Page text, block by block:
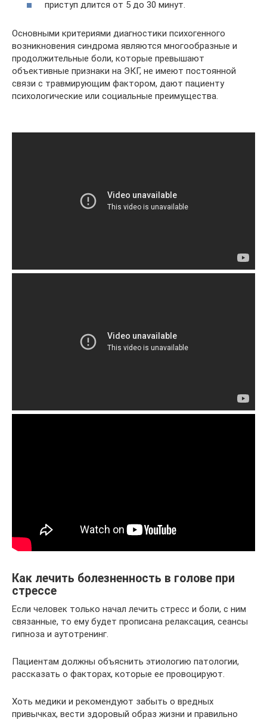
приступ длится от 5 до 30 минут.
Основными критериями диагностики психогенного
возникновения синдрома являются многообразные и
продолжительные боли, которые превышают
объективные признаки на ЭКГ, не имеют постоянной
связи с травмирующим фактором, дают пациенту
психологические или социальные преимущества.
Как лечить болезненность в голове при
стрессе
Если человек только начал лечить стресс и боли, с ним
связанные, то ему будет прописана релаксация, сеансы
гипноза и аутотренинг.
Пациентам должны объяснить этиологию патологии,
рассказать о факторах, которые ее провоцируют.
Хоть медики и рекомендуют забыть о вредных
привычках, вести здоровый образ жизни и правильно